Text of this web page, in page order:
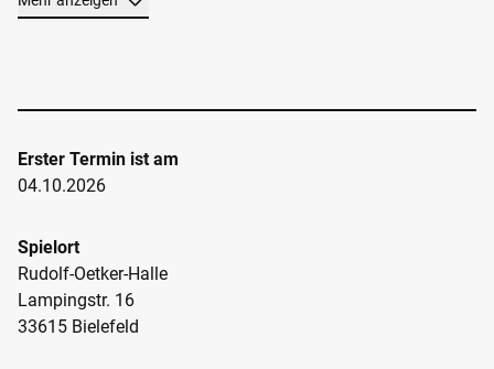
Erster Termin ist am
04.10.2026
Spielort
Rudolf-Oetker-Halle
Lampingstr. 16
33615 Bielefeld